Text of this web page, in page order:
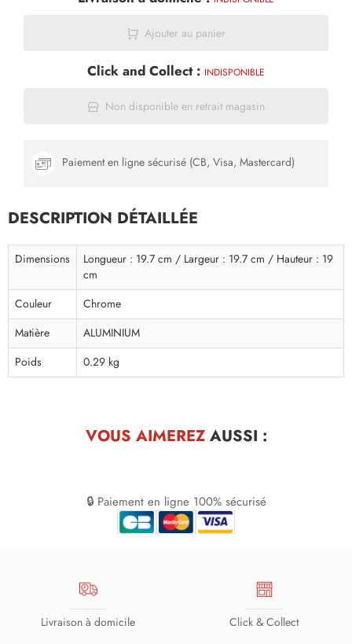
Ajouter au panier
Click and Collect : INDISPONIBLE
Non disponible en retrait magasin
Paiement en ligne sécurisé (CB, Visa, Mastercard)
DESCRIPTION DÉTAILLÉE
Dimensions
Longueur : 19.7 cm / Largeur : 19.7 cm / Hauteur : 19
cm
Couleur
Chrome
Matière
ALUMINIUM
Poids
0.29 kg
VOUS AIMEREZAUSSI :
🔒 Paiement en ligne 100% sécurisé
Livraison à domicile Click & Collect